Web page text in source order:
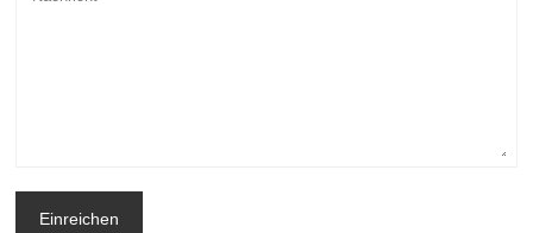
Einreichen